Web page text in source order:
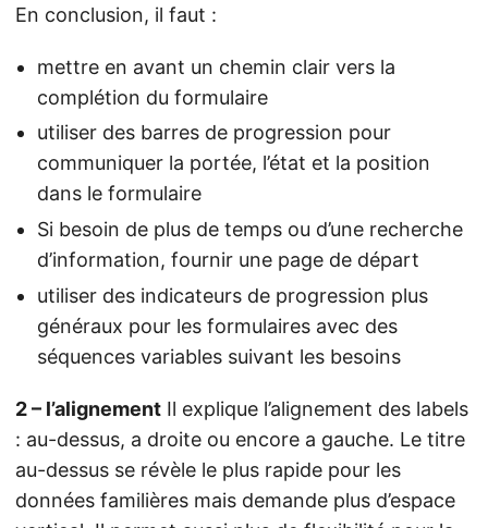
En conclusion, il faut :
mettre en avant un chemin clair vers la
complétion du formulaire
utiliser des barres de progression pour
communiquer la portée, l’état et la position
dans le formulaire
Si besoin de plus de temps ou d’une recherche
d’information, fournir une page de départ
utiliser des indicateurs de progression plus
généraux pour les formulaires avec des
séquences variables suivant les besoins
2 – l’alignement Il explique l’alignement des labels
: au-dessus, a droite ou encore a gauche. Le titre
au-dessus se révèle le plus rapide pour les
données familières mais demande plus d’espace